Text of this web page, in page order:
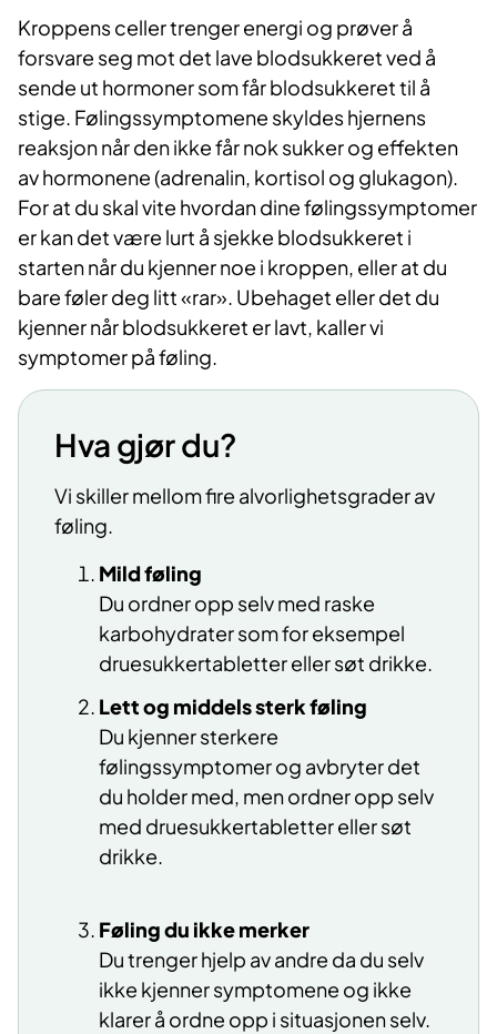
Kroppens celler trenger energi og prøver å
forsvare seg mot det lave blodsukkeret ved å
sende ut hormoner som får blodsukkeret til å
stige. Følingssymptomene skyldes hjernens
reaksjon når den ikke får nok sukker og effekten
av hormonene (adrenalin, kortisol og glukagon).
For at du skal vite hvordan dine følingssymptomer
er kan det være lurt å sjekke blodsukkeret i
starten når du kjenner noe i kroppen, eller at du
bare føler deg litt «rar». Ubehaget eller det du
kjenner når blodsukkeret er lavt, kaller vi
symptomer på føling.
Hva gjør du?
Vi skiller mellom fire alvorlighetsgrader av
føling.
Mild føling
Du ordner opp selv med raske
karbohydrater som for eksempel
druesukkertabletter eller søt drikke.
Lett og middels sterk føling
Du kjenner sterkere
følingssymptomer og avbryter det
du holder med, men ordner opp selv
med druesukkertabletter eller søt
drikke.
Føling du ikke merker
Du trenger hjelp av andre da du selv
ikke kjenner symptomene og ikke
klarer å ordne opp i situasjonen selv.